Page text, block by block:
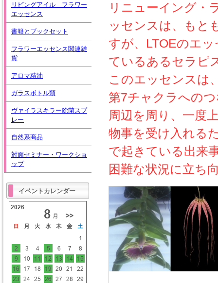
リニューイング・
ッセンスは、もと
すが、LTOEのエ
ているあるセラピ
このエッセンスは
第7チャクラへの
周辺を周り、一度
物事を受け入れる
で起きている出来
困難な状況に立ち
リビングアイル フラワー
エッセンス
書籍とブックセット
フラワーエッセンス関連雑
貨
アロマ精油
ガラスボトル類
ヴァイラスキラー除菌スプ
レー
自然系商品
対面セミナー・ワークショ
ップ
イベントカレンダー